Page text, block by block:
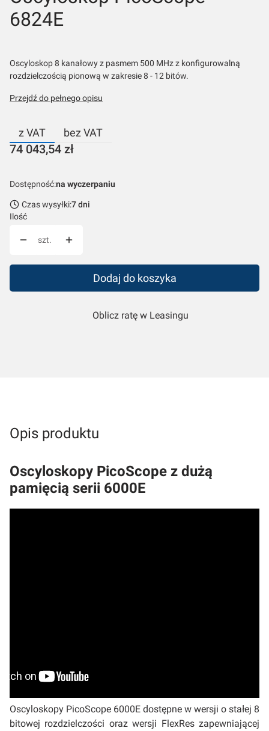
6824E
Oscyloskop 8 kanałowy z pasmem 500 MHz z konfigurowalną
rozdzielczością pionową w zakresie 8 - 12 bitów.
Przejdź do pełnego opisu
z VAT bez VAT
Cena
74 043,54 zł
Dostępność:na wyczerpaniu
Czas wysyłki:7 dni
Ilość
szt.
Dodaj do koszyka
Oblicz ratę w Leasingu
Opis produktu
Oscyloskopy PicoScope z dużą
pamięcią serii 6000E
Oscyloskopy PicoScope 6000E dostępne w wersji o stałej 8
bitowej rozdzielczości oraz wersji FlexRes zapewniającej